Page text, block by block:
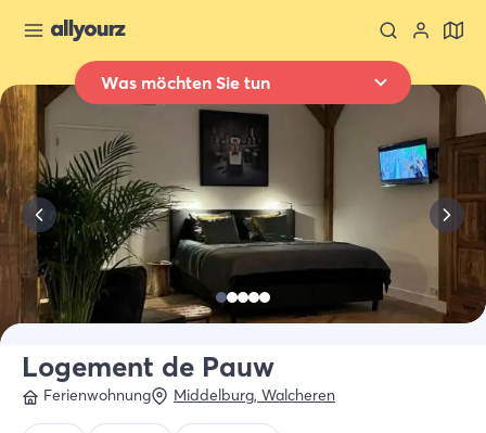
Was möchten Sie tun
Zurück zur Übersicht
Übernachten
Wo
Ganz Zeeland
Wann
Datum auswählen
Alle Arten
Wer
2 Gäste
Logement de Pauw
Ferienwohnung Middelburg, Walcheren